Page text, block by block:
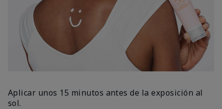
Aplicar unos 15 minutos antes de la exposición al
sol.